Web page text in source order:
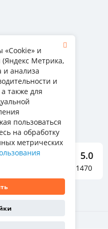
ответ
и возврат
5.0
Отзывы о нас 1470
2011-2026
и
Метрика,
и анализа
и
также для
пользоваться
на обработку
метрических